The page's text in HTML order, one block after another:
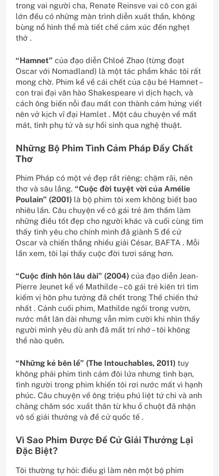
trong vai người cha, Renate Reinsve vai cô con gái
lớn đều có những màn trình diễn xuất thần, không
bùng nổ hình thể mà tiết chế cảm xúc đến nghẹt
thở .
“Hamnet” của đạo diễn Chloé Zhao (từng đoạt
Oscar với Nomadland) là một tác phẩm khác tôi rất
mong chờ. Phim kể về cái chết của cậu bé Hamnet –
con trai đại văn hào Shakespeare vì dịch hạch, và
cách ông biến nỗi đau mất con thành cảm hứng viết
nên vở kịch vĩ đại Hamlet . Một câu chuyện về mất
mát, tình phụ tử và sự hồi sinh qua nghệ thuật.
Những Bộ Phim Tình Cảm Pháp Đầy Chất
Thơ
Phim Pháp có một vẻ đẹp rất riêng: chậm rãi, nên
thơ và sâu lắng. “Cuộc đời tuyệt vời của Amélie
Poulain” (2001) là bộ phim tôi xem không biết bao
nhiêu lần. Câu chuyện về cô gái trẻ âm thầm làm
những điều tốt đẹp cho người khác và cuối cùng tìm
thấy tình yêu cho chính mình đã giành 5 đề cử
Oscar và chiến thắng nhiều giải César, BAFTA . Mỗi
lần xem, tôi lại thấy cuộc đời tươi sáng hơn.
“Cuộc đính hôn lâu dài” (2004) của đạo diễn Jean-
Pierre Jeunet kể về Mathilde – cô gái trẻ kiên trì tìm
kiếm vị hôn phu tưởng đã chết trong Thế chiến thứ
nhất . Cảnh cuối phim, Mathilde ngồi trong vườn,
nước mắt lăn dài nhưng vẫn mỉm cười khi nhìn thấy
người mình yêu dù anh đã mất trí nhớ – tôi không
thể nào quên.
“Những kẻ bên lề” (The Intouchables, 2011) tuy
không phải phim tình cảm đôi lứa nhưng tình bạn,
tình người trong phim khiến tôi rơi nước mất vì hạnh
phúc. Câu chuyện về ông triệu phú liệt tứ chi và anh
chàng chăm sóc xuất thân từ khu ổ chuột đã nhận
vô số giải thưởng và đề cử quốc tế .
Vì Sao Phim Được Đề Cử Giải Thưởng Lại
Đặc Biệt?
Tôi thường tự hỏi: điều gì làm nên một bộ phim